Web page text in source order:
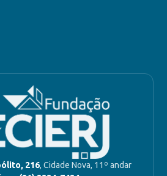
216, Cidade Nova, 11º andar